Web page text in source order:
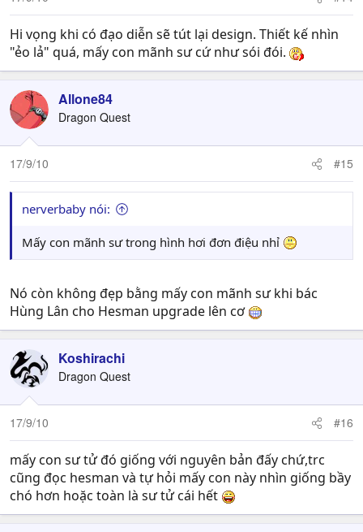
Hi vọng khi có đạo diễn sẽ tút lại design. Thiết kế nhìn
"ẻo lả" quá, mấy con mãnh sư cứ như sói đói.
Allone84
Dragon Quest
17/9/10 #15
nerverbaby nói:
Mấy con mãnh sư trong hình hơi đơn điệu nhỉ
Nó còn không đẹp bằng mấy con mãnh sư khi bác
Hùng Lân cho Hesman upgrade lên cơ
Koshirachi
Dragon Quest
17/9/10 #16
mấy con sư tử đó giống với nguyên bản đấy chứ,trc
cũng đọc hesman và tự hỏi mấy con này nhìn giống bầy
chó hơn hoặc toàn là sư tử cái hết